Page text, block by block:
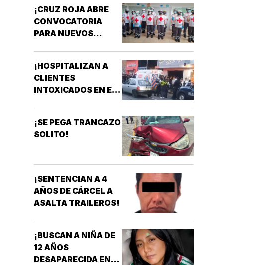
¡CRUZ ROJA ABRE
CONVOCATORIA
PARA NUEVOS
URGENCIAS
MÉDICAS!
¡HOSPITALIZAN A
CLIENTES
INTOXICADOS EN EL
¡SE PEGA TRANCAZO
SOLITO!
¡SENTENCIAN A 4
AÑOS DE CÁRCEL A
ASALTA TRAILEROS!
¡BUSCAN A NIÑA DE
12 AÑOS
DESAPARECIDA EN